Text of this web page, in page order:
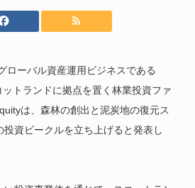
ローバル資産運用ビジネスである
トランドに拠点を置く林業投資ファ
は、森林の創出と泥炭地の復元ス
資ビークルを立ち上げると発表し